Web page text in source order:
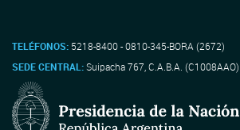
TELÉFONOS: 5218-8400 - 0810-345-BORA (2672)
SEDE CENTRAL:Suipacha 767, C.A.B.A. (C1008AAO)